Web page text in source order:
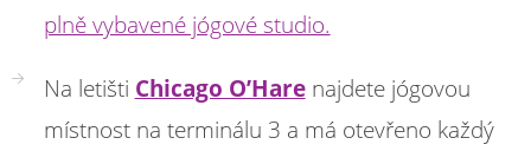
plně vybavené jógové studio.
Na letišti Chicago O’Harenajdete jógovou
místnost na terminálu 3 a má otevřeno každý